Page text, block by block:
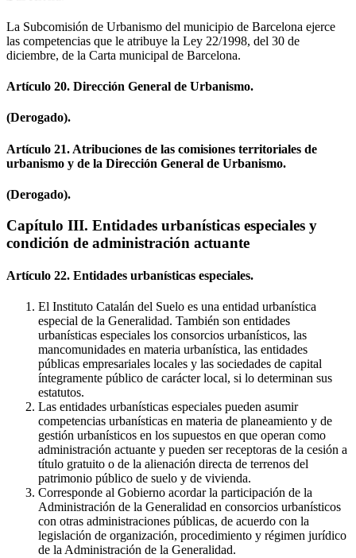
La Subcomisión de Urbanismo del municipio de Barcelona ejerce
las competencias que le atribuye la Ley 22/1998, del 30 de
diciembre, de la Carta municipal de Barcelona.
Artículo 20. Dirección General de Urbanismo.
(Derogado).
Artículo 21. Atribuciones de las comisiones territoriales de
urbanismo y de la Dirección General de Urbanismo.
(Derogado).
Capítulo III. Entidades urbanísticas especiales y
condición de administración actuante
Artículo 22. Entidades urbanísticas especiales.
El Instituto Catalán del Suelo es una entidad urbanística
especial de la Generalidad. También son entidades
urbanísticas especiales los consorcios urbanísticos, las
mancomunidades en materia urbanística, las entidades
públicas empresariales locales y las sociedades de capital
íntegramente público de carácter local, si lo determinan sus
estatutos.
Las entidades urbanísticas especiales pueden asumir
competencias urbanísticas en materia de planeamiento y de
gestión urbanísticos en los supuestos en que operan como
administración actuante y pueden ser receptoras de la cesión a
título gratuito o de la alienación directa de terrenos del
patrimonio público de suelo y de vivienda.
Corresponde al Gobierno acordar la participación de la
Administración de la Generalidad en consorcios urbanísticos
con otras administraciones públicas, de acuerdo con la
legislación de organización, procedimiento y régimen jurídico
de la Administración de la Generalidad.